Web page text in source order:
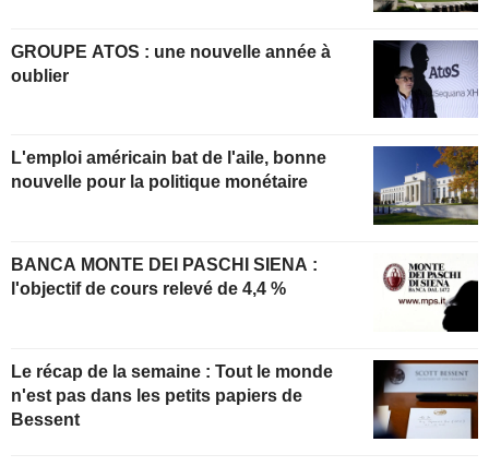
GROUPE ATOS : une nouvelle année à
oublier
L'emploi américain bat de l'aile, bonne
nouvelle pour la politique monétaire
BANCA MONTE DEI PASCHI SIENA :
l'objectif de cours relevé de 4,4 %
Le récap de la semaine : Tout le monde
n'est pas dans les petits papiers de
Bessent